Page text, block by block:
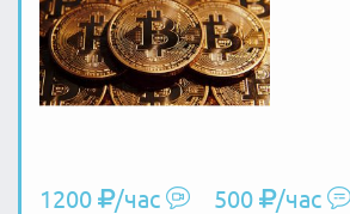
1200 /час 500 /час